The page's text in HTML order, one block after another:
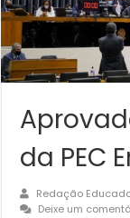
da PEC
Redação
Deixe um